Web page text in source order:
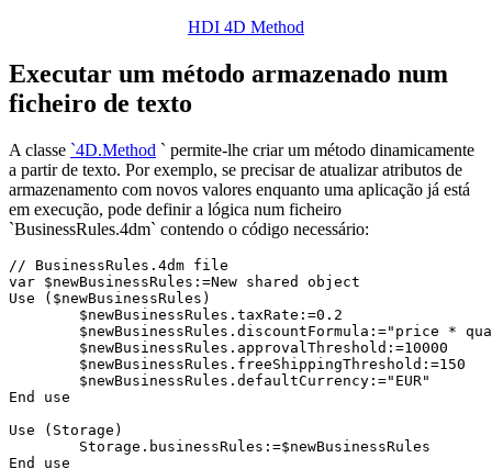
HDI 4D Method
Executar um método armazenado num
ficheiro de texto
A classe `4D.Method ` permite-lhe criar um método dinamicamente
a partir de texto. Por exemplo, se precisar de atualizar atributos de
armazenamento com novos valores enquanto uma aplicação já está
em execução, pode definir a lógica num ficheiro
`BusinessRules.4dm` contendo o código necessário:
// BusinessRules.4dm file
var $newBusinessRules:=New shared object
Use ($newBusinessRules)
End use
Use (Storage)
End use